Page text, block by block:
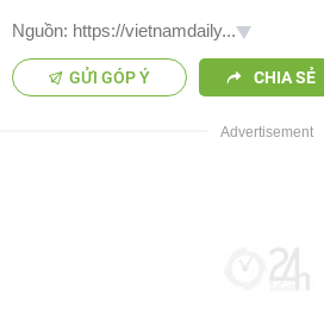
Nguồn: https://vietnamdaily...
GỬI GÓP Ý CHIA SẺ